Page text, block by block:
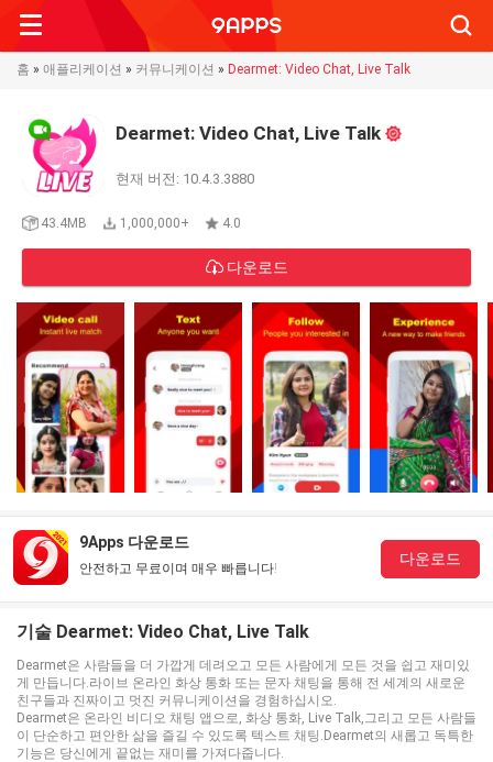
홈 » 애플리케이션 » 커뮤니케이션 » Dearmet: Video Chat, Live Talk
Dearmet: Video Chat, Live Talk
현재 버전: 10.4.3.3880
43.4MB 1,000,000+ 4.0
다운로드
9Apps 다운로드
안전하고 무료이며 매우 빠릅니다!
다운로드
기술 Dearmet: Video Chat, Live Talk
Dearmet은 사람들을 더 가깝게 데려오고 모든 사람에게 모든 것을 쉽고 재미있
게 만듭니다.라이브 온라인 화상 통화 또는 문자 채팅을 통해 전 세계의 새로운
친구들과 진짜이고 멋진 커뮤니케이션을 경험하십시오.
Dearmet은 온라인 비디오 채팅 앱으로, 화상 통화, Live Talk,그리고 모든 사람들
이 단순하고 편안한 삶을 즐길 수 있도록 텍스트 채팅.Dearmet의 새롭고 독특한
기능은 당신에게 끝없는 재미를 가져다줍니다.